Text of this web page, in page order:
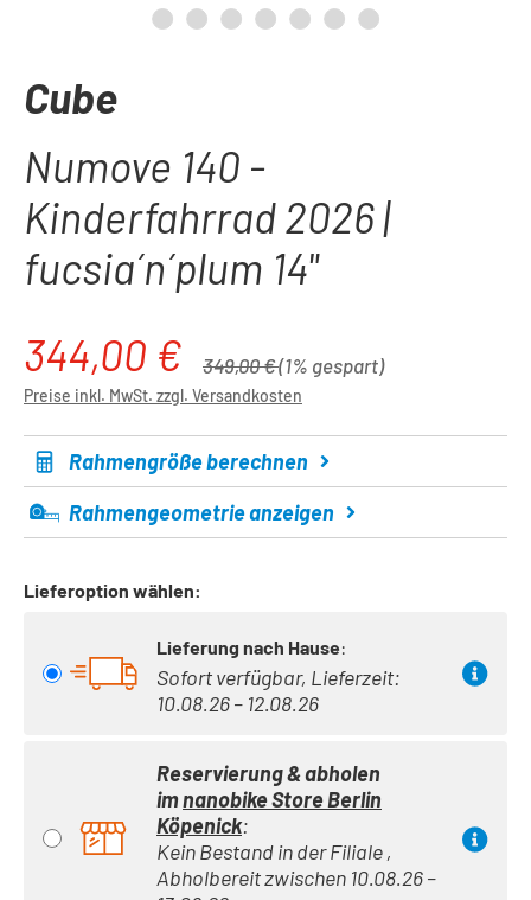
Cube
Numove 140 -
Kinderfahrrad 2026 |
fucsia´n´plum 14"
Verkaufspreis:
344,00 € Regulärer Preis:
349,00 €(1% gespart)
Preise inkl. MwSt. zzgl. Versandkosten
Rahmengröße berechnen
Rahmengeometrie anzeigen
Lieferoption wählen:
Lieferung nach Hause:
Sofort verfügbar, Lieferzeit:
10.08.26 – 12.08.26
Reservierung & abholen
imnanobike Store Berlin
Köpenick:
Kein Bestand in der Filiale ,
Abholbereit zwischen 10.08.26 –